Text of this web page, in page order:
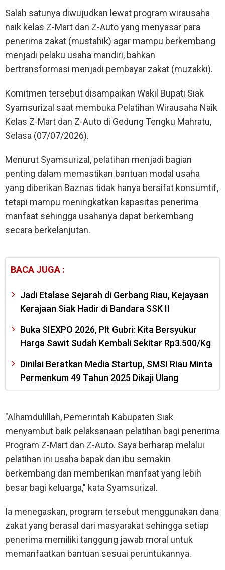
Salah satunya diwujudkan lewat program wirausaha
naik kelas Z-Mart dan Z-Auto yang menyasar para
penerima zakat (mustahik) agar mampu berkembang
menjadi pelaku usaha mandiri, bahkan
bertransformasi menjadi pembayar zakat (muzakki).
Komitmen tersebut disampaikan Wakil Bupati Siak
Syamsurizal saat membuka Pelatihan Wirausaha Naik
Kelas Z-Mart dan Z-Auto di Gedung Tengku Mahratu,
Selasa (07/07/2026).
Menurut Syamsurizal, pelatihan menjadi bagian
penting dalam memastikan bantuan modal usaha
yang diberikan Baznas tidak hanya bersifat konsumtif,
tetapi mampu meningkatkan kapasitas penerima
manfaat sehingga usahanya dapat berkembang
secara berkelanjutan.
BACA JUGA :
Jadi Etalase Sejarah di Gerbang Riau, Kejayaan
Kerajaan Siak Hadir di Bandara SSK II
Buka SIEXPO 2026, Plt Gubri: Kita Bersyukur
Harga Sawit Sudah Kembali Sekitar Rp3.500/Kg
Dinilai Beratkan Media Startup, SMSI Riau Minta
Permenkum 49 Tahun 2025 Dikaji Ulang
"Alhamdulillah, Pemerintah Kabupaten Siak
menyambut baik pelaksanaan pelatihan bagi penerima
Program Z-Mart dan Z-Auto. Saya berharap melalui
pelatihan ini usaha bapak dan ibu semakin
berkembang dan memberikan manfaat yang lebih
besar bagi keluarga," kata Syamsurizal.
Ia menegaskan, program tersebut menggunakan dana
zakat yang berasal dari masyarakat sehingga setiap
penerima memiliki tanggung jawab moral untuk
memanfaatkan bantuan sesuai peruntukannya.